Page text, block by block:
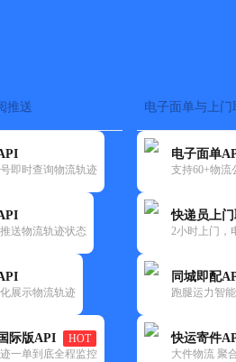
推送
即时查询物流轨迹
送物流轨迹状态
展示物流轨迹
际版API
HOT
一单到底全程监控
电子面单与上门
电子面单
支持60+物流
快递员上
2小时上门，
同城即配
跑腿运力智
快运寄件
大件物流 聚
快运大全 快递时效
胜利路网点